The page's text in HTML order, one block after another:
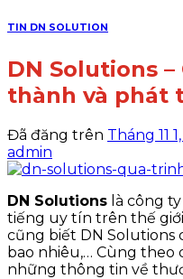
TIN DN SOLUTION
DN Solutions
thành và phát
Đã đăng trên Tháng 11
admin
DN Solutions là công
tiếng uy tín trên thế
cũng biết DN Solutions
bao nhiêu,… Cùng theo
những thông tin về